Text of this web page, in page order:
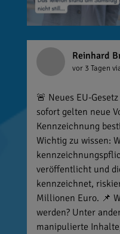
Reinhard
vor 3 Tagen
🚨 Neues EU-
sofort gelten neue
Kennzeichnung
Wichtig zu wissen:
veröffentlicht und
kennzeichnet,
Millionen Euro. 📌
werden? Unter
manipulierte